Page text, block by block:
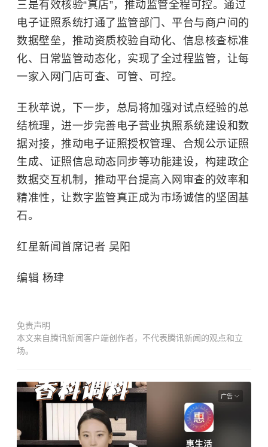
三是有效核验“真店”，推动监管全程可控。通过
电子证照系统打通了监管部门、平台与商户间的
数据壁垒，推动资质校验自动化、信息核查标准
化、日常监管动态化，实现了全过程监管，让每
一家入网门店可查、可管、可控。
王秋苹说，下一步，总局将加强对试点经验的总
结梳理，进一步完善电子营业执照系统建设和数
据对接，推动电子证照授权管理、合规公示证照
生成、证照信息动态同步等功能建设，构建政企
数据交互机制，推动平台提高入网审查的效率和
精准性，让数字监管真正成为市场诚信的坚固基
石。
红星新闻首席记者 吴阳
编辑 杨珒
免责声明
本文来自腾讯新闻客户端创作者，不代表腾讯新闻的观点和立
场。
广告